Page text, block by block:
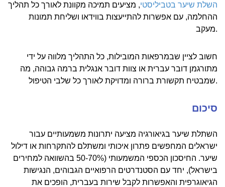
השלת שיער בטביליסטי, מציעים תמיכה מקוונת לאורך כל תהליך
ההחלמה, עם אפשרות להתייעצות בווידאו ושליחת תמונות
מעקב.
חשוב לציין שבמרפאות המובילות, כל התהליך מלווה על ידי
מתורגמן דובר עברית או צוות דובר אנגלית ברמה גבוהה, מה
שמבטיח תקשורת ברורה ומדויקת לאורך כל שלבי הטיפול.
סיכום
השתלת שיער בגיאורגיה מציעה יתרונות משמעותיים עבור
ישראלים המחפשים פתרון איכותי ומשתלם להתקרחות או דילול
שיער. החיסכון הכספי המשמעותי (50-70% בהשוואה למחירים
בישראל), יחד עם הסטנדרטים הרפואיים הגבוהים, הנגישות
הגיאוגרפית והאפשרות לקבל שירות בעברית, הופכים את